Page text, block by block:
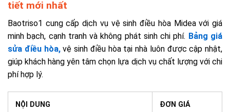
tiết mới nhất
Baotriso1 cung cấp dịch vụ vệ sinh điều hòa Midea với giá
minh bạch, cạnh tranh và không phát sinh chi phí. Bảng giá
sửa điều hòa,vệ sinh điều hòa tại nhà luôn được cập nhật,
giúp khách hàng yên tâm chọn lựa dịch vụ chất lượng với chi
phí hợp lý.
NỘI DUNG ĐƠN GIÁ